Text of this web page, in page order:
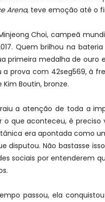
Arena, teve emoção até o
Choi, campeã
Quem brilhou na
primeira medalha de ouro
prova com 42seg569, à
Boutin, bronze.
a atenção de toda a
o que aconteceu, é preciso
era apontada como
disputou. Não bastasse
sociais por entenderem
passou, ela